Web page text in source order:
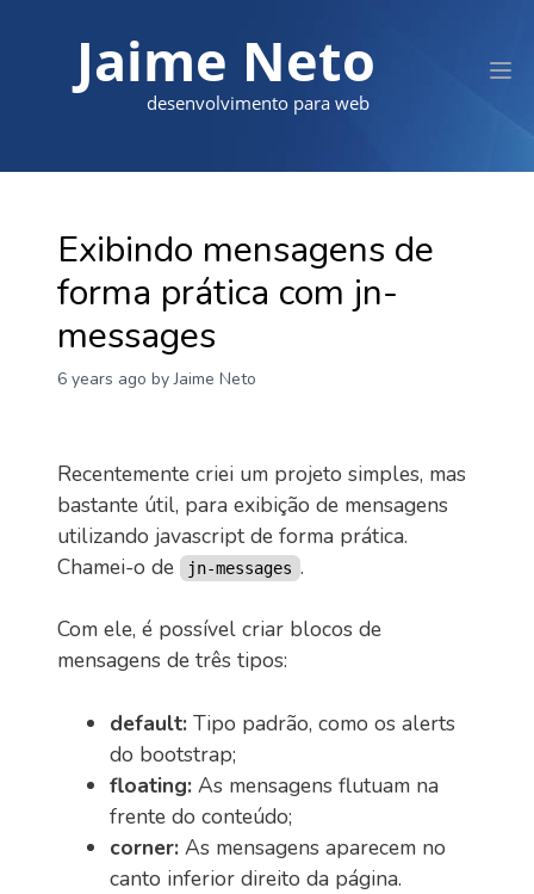
Jaime Neto
desenvolvimento para web
Exibindo mensagens de
forma prática com jn-
messages
6 years ago by Jaime Neto
Recentemente criei um projeto simples, mas
bastante útil, para exibição de mensagens
utilizando javascript de forma prática.
Chamei-o de
jn-messages .
Com ele, é possível criar blocos de
mensagens de três tipos:
default: Tipo padrão, como os alerts
do bootstrap;
floating: As mensagens flutuam na
frente do conteúdo;
corner: As mensagens aparecem no
canto inferior direito da página.